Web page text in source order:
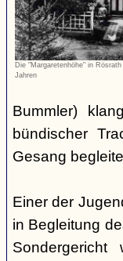
Die "Margaretenhöhe" in
Jahren
Bummler)
bündischer
Gesang
Einer der
in Begleitung